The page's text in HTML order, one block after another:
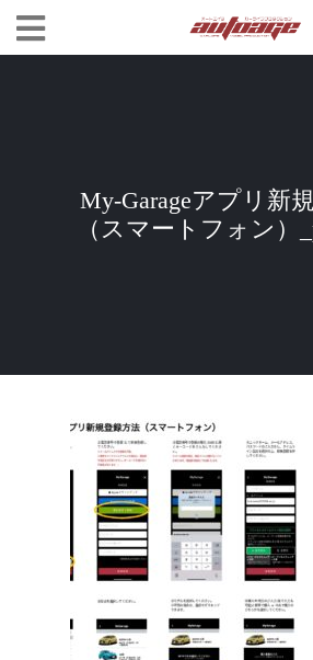
My-Garageアプリ新
（スマートフォン）